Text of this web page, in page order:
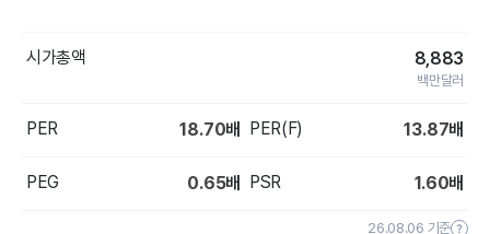
시가총액 8,883
백만달러
PER 18.70배 PER(F) 13.87배
PEG 0.65배 PSR 1.60배
26.08.06 기준